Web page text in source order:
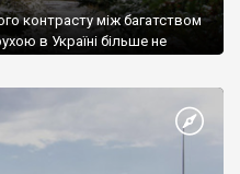
контрасту між багатством
в Україні більше не